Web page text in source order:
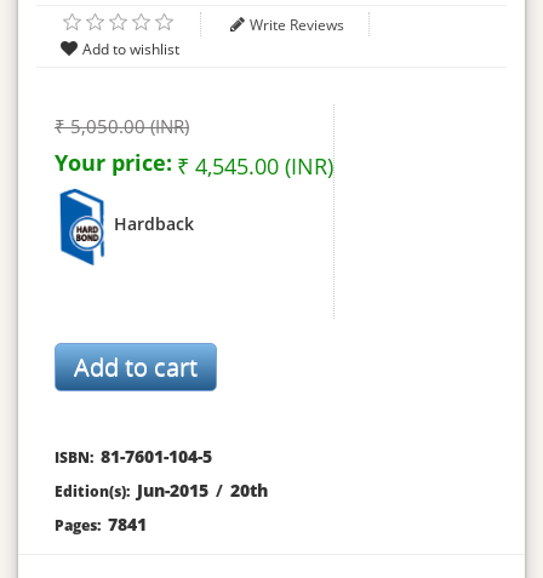
Write Reviews
₹ 5,050.00 (INR)
Your price: ₹ 4,545.00 (INR)
Hardback
ISBN: 81-7601-104-5
Edition(s): Jun-2015 / 20th
Pages: 7841